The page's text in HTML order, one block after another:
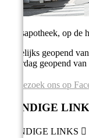
Stadsapotheek, op
Dagelijks geopend
Zaterdag geopend
Bezoek ons op
HANDIGE
HANDIGE LINKS 